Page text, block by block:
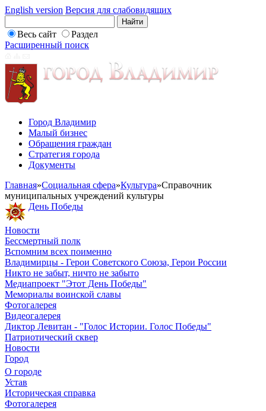
English version Версия для слабовидящих
Весь сайт
Раздел
Расширенный поиск
Город Владимир
Малый бизнес
Обращения граждан
Стратегия города
Документы
Главная»Социальная сфера»Культура»Справочник
муниципальных учреждений культуры
День Победы
Новости
Бессмертный полк
Вспомним всех поименно
Владимирцы - Герои Советского Союза, Герои России
Никто не забыт, ничто не забыто
Медиапроект "Этот День Победы"
Мемориалы воинской славы
Фотогалерея
Видеогалерея
Диктор Левитан - "Голос Истории. Голос Победы"
Патриотический сквер
Новости
Город
О городе
Устав
Историческая справка
Фотогалерея